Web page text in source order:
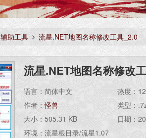
辅助工具 流星.NET地图名称修改工具_2.0
流星.NET地图名称修改
语言：简体中文
作者：怪兽
大小：505.31 KB
环境：流星根目录/流星1.07
热度：
类型：
日期：